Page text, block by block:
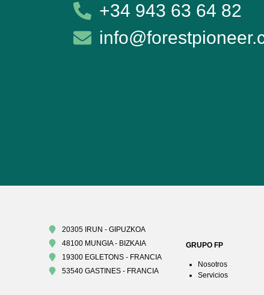
+34 943 63 64 82
20305 IRUN - GIPUZKOA
48100 MUNGIA - BIZKAIA
19300 EGLETONS - FRANCIA
53540 GASTINES - FRANCIA
GRUPO FP
Nosotros
Servicios